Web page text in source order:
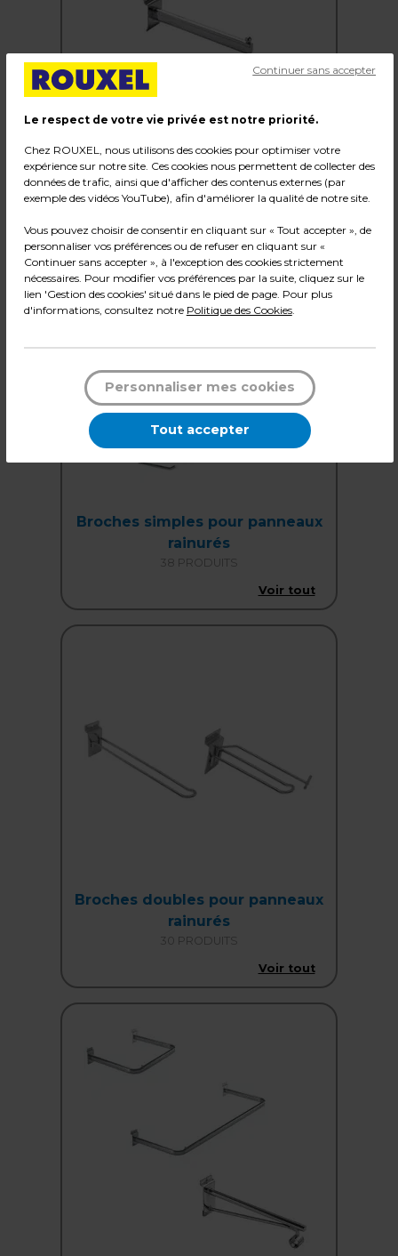
Bras
22 PRODUITS
Broches simples pour panneaux
rainurés
38 PRODUITS
Voir tout
Broches doubles pour panneaux
rainurés
30 PRODUITS
Voir tout
Le respect de votre vie privée est notre priorité.
Chez ROUXEL, nous utilisons des cookies pour optimiser votre
expérience sur notre site. Ces cookies nous permettent de collecter des
données de trafic, ainsi que d'afficher des contenus externes (par
exemple des vidéos YouTube), afin d'améliorer la qualité de notre site.
Vous pouvez choisir de consentir en cliquant sur « Tout accepter », de
personnaliser vos préférences ou de refuser en cliquant sur «
Continuer sans accepter », à l'exception des cookies strictement
nécessaires. Pour modifier vos préférences par la suite, cliquez sur le
lien 'Gestion des cookies' situé dans le pied de page. Pour plus
d'informations, consultez notre Politique des Cookies.
Continuer sans accepter
Personnaliser mes cookies
Tout accepter